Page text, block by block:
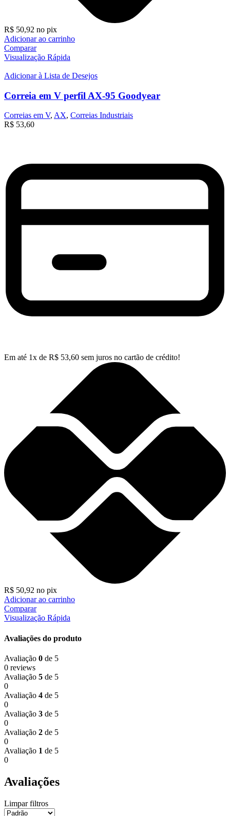
R$ 50,92 no pix
Adicionar ao carrinho
Comparar
Visualização Rápida
Adicionar à Lista de Desejos
Correia em V perfil AX-95 Goodyear
Correias em V, AX, Correias Industriais
R$ 53,60
Em até 1x de R$ 53,60 sem juros no cartão de crédito!
R$ 50,92 no pix
Adicionar ao carrinho
Comparar
Visualização Rápida
Avaliações do produto
Avaliação 0 de 5
0 reviews
Avaliação 5 de 5
0
Avaliação 4 de 5
0
Avaliação 3 de 5
0
Avaliação 2 de 5
0
Avaliação 1 de 5
0
Avaliações
Limpar filtros